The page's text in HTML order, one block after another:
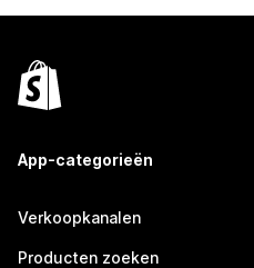
App-categorieën
Verkoopkanalen
Producten zoeken